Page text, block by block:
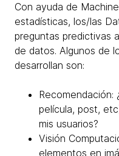
Con ayuda de
estadísticas, los/las
preguntas predictivas
de datos. Algunos de
desarrollan son:
película, post,
mis usuarios?
Visión
elementos en